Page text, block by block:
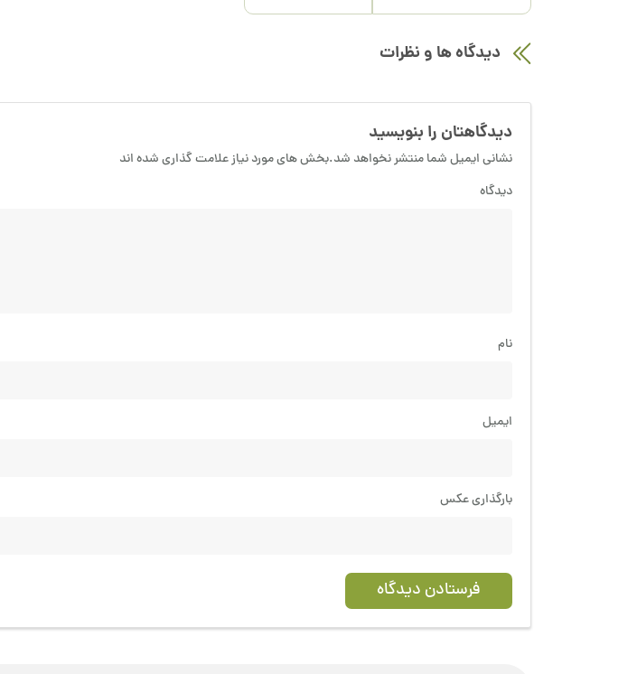
دیدگاه ها و نظرات
دیدگاهتان را بنویسید
نشانی ایمیل شما منتشر نخواهد شد.بخش های مورد نیاز علامت گذاری شده اند
دیدگاه
نام
ایمیل
بارگذاری عکس
فرستادن دیدگاه